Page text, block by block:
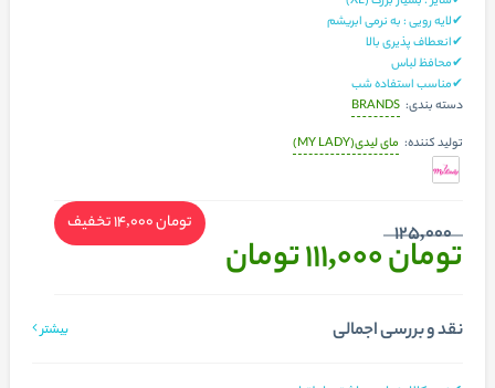
✔لایه رویی : به نرمی ابریشم
✔انعطاف پذیری بالا
✔محافظ لباس
✔مناسب استفاده شب
دسته بندی: BRANDS
تولید کننده: مای لیدی(MY LADY)
125,000
تومان 111,000 تومان
تومان 14,000 تخفیف
نقد و بررسی اجمالی بیشتر